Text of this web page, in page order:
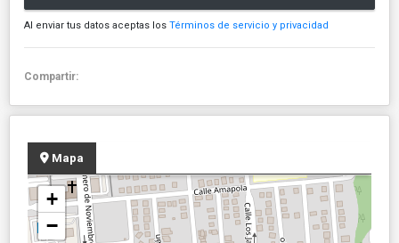
Al enviar tus datos aceptas los Términos de servicio y privacidad
Compartir:
Mapa
+
−